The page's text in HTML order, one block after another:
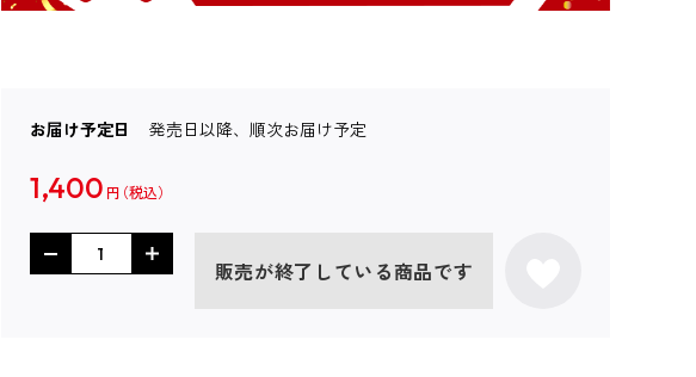
お届け予定日 発売日以降、順次お届け予定
1,400 円
販売が終了している商品です